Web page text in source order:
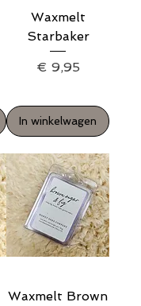
Waxmelt
Starbaker
Prijs
€ 9,95
In winkelwagen
Waxmelt Brown